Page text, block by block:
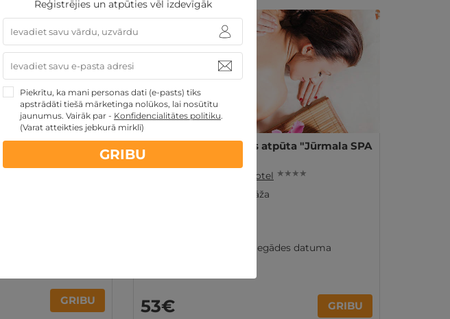
viesnīcā 3 pers.
datuma
GRIBU
Dienas SPA labsajūtas atpūta "Jūrmala SPA
Hotel"
Jūrmala SPA Hotel ★ ★ ★ ★
Procedūras un masāža
Ir spēkā 12 mēn. no iegādes datuma
53€ GRIBU
Reģistrējies un atpūties vēl izdevīgāk
Piekrītu, ka mani personas dati (e-pasts) tiks
apstrādāti tiešā mārketinga nolūkos, lai nosūtītu
jaunumus. Vairāk par - Konfidencialitātes politiku.
(Varat atteikties jebkurā mirklī)
GRIBU